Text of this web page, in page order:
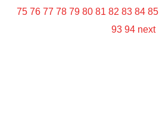
75 76 77 78 79 80 81 82 83 84 85
93 94 next